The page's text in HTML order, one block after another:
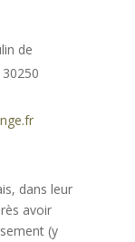
de
dans leur
avoir
(y